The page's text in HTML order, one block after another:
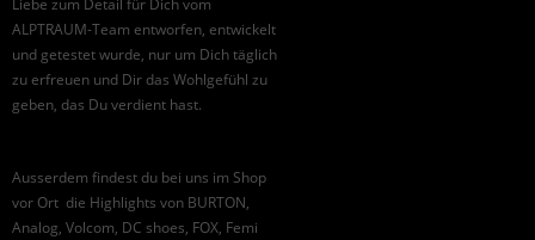
ALPTRAUM-Team entworfen, entwickelt
und getestet wurde, nur um Dich täglich
zu erfreuen und Dir das Wohlgefühl zu
geben, das Du verdient hast.
Ausserdem findest du bei uns im Shop
vor Ort die Highlights von BURTON,
Analog, Volcom, DC shoes, FOX, Femi